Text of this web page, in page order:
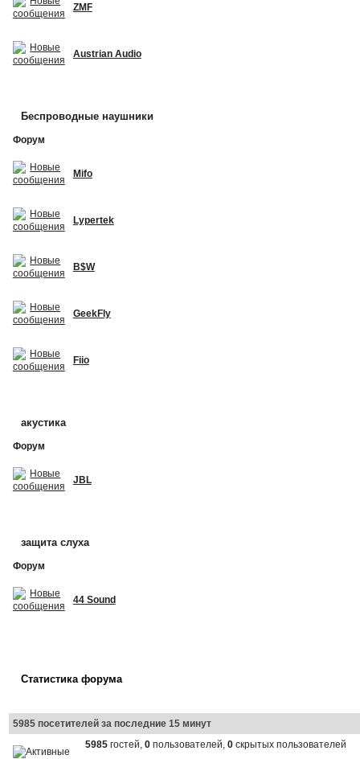
ZMF
Austrian Audio
Беспроводные наушники
Форум
Mifo
Lypertek
B$W
GeekFly
Fiio
акустика
Форум
JBL
защита слуха
Форум
44 Sound
Статистика форума
5985 посетителей за последние 15 минут
5985гостей, 0пользователей, 0скрытых пользователей